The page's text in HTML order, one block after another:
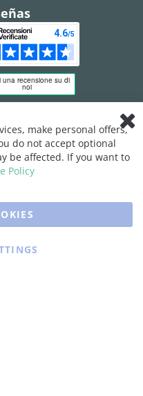
Bar
make personal offers,
do not accept optional
be affected. If you want to
Policy